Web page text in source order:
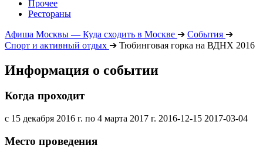
Прочее
Рестораны
Афиша Москвы — Куда сходить в Москве ➔ События ➔
Спорт и активный отдых ➔ Тюбинговая горка на ВДНХ 2016
Информация о событии
Когда проходит
с 15 декабря 2016 г. по 4 марта 2017 г. 2016-12-15 2017-03-04
Место проведения